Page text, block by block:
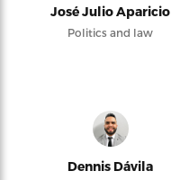
José Julio Aparicio
Politics and law
Dennis Dávila